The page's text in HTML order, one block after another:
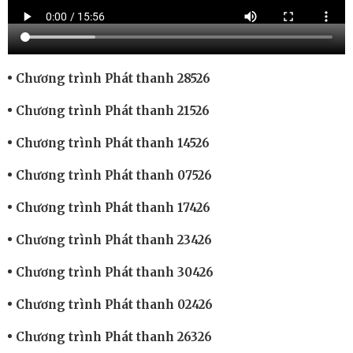
Chương trình Phát thanh 28526
Chương trình Phát thanh 21526
Chương trình Phát thanh 14526
Chương trình Phát thanh 07526
Chương trình Phát thanh 17426
Chương trình Phát thanh 23426
Chương trình Phát thanh 30426
Chương trình Phát thanh 02426
Chương trình Phát thanh 26326